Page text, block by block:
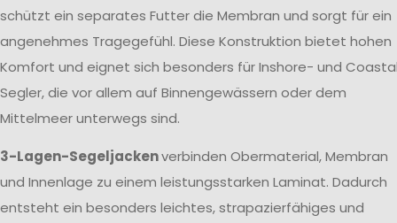
schützt ein separates Futter die Membran und sorgt für ein
angenehmes Tragegefühl. Diese Konstruktion bietet hohen
Komfort und eignet sich besonders für Inshore- und
Segler, die vor allem auf Binnengewässern oder dem
Mittelmeer unterwegs sind.
3-Lagen-Segeljackenverbinden Obermaterial, Membran
und Innenlage zu einem leistungsstarken Laminat. Dadurch
entsteht ein besonders leichtes, strapazierfähiges und